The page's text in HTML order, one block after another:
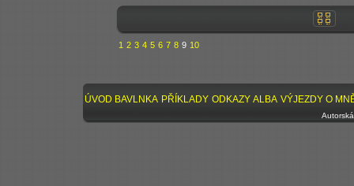
1 2 3 4 5 6 7 8 9 10
ÚVOD BAVLNKA PŘÍKLADY ODKAZY ALBA VÝJEZDY O